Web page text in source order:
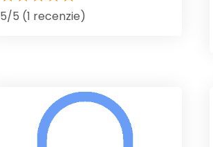
5/5 (1 recenzie)